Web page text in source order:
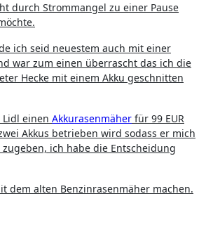
durch Strommangel zu einer Pause
ich seid neuestem auch mit einer
war zum einen überrascht das ich die
Hecke mit einem Akku geschnitten
einen Akkurasenmäher für 99 EUR
Akkus betrieben wird sodass er mich
ich habe die Entscheidung
dem alten Benzinrasenmäher machen.